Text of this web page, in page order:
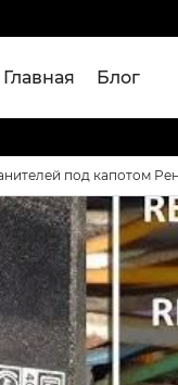
Главная Блог
под капотом